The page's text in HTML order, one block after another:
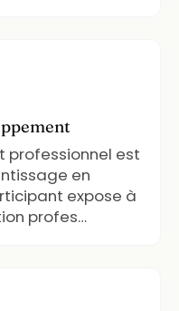
professionnel est
en
expose à
profes…